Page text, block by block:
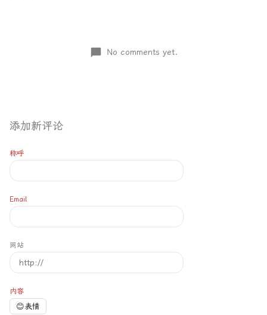
No comments yet.
添加新评论
称呼
Email
网站
内容
😊表情